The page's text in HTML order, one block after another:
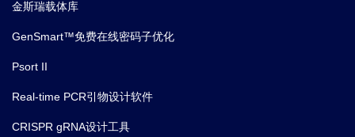
金斯瑞载体库
GenSmart™免费在线密码子优化
Psort II
Real-time PCR引物设计软件
CRISPR gRNA设计工具